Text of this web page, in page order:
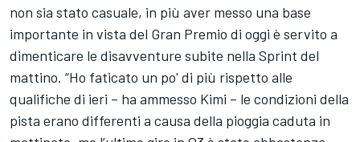
non sia stato casuale, in più aver messo una base
importante in vista del Gran Premio di oggi è servito a
dimenticare le disavventure subite nella Sprint del
mattino. “Ho faticato un po' di più rispetto alle
qualifiche di ieri – ha ammesso Kimi – le condizioni della
pista erano differenti a causa della pioggia caduta in